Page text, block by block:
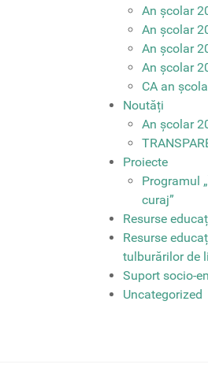
An școlar
An școlar
An școlar
An școlar
CA an
Noutăți
An școlar
Proiecte
Programul
curaj”
Resurse
Resurse
tulburărilor de
Suport socio-
Uncategorized